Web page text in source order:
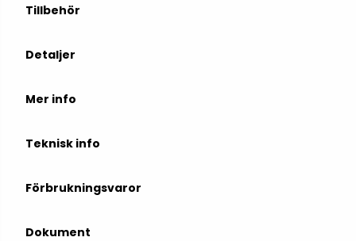
Tillbehör
Detaljer
Mer info
Teknisk info
Förbrukningsvaror
Dokument